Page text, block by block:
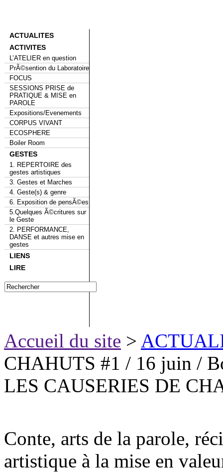
ACTUALITES
ACTIVITES
L’ATELIER en question
PrÃ©sention du Laboratoire
FOCUS
SESSIONS PRISE de
PRATIQUE & MISE en
PAROLE
Expositions/Evenements
CORPUS VIVANT
ECOSPHERE
Boiler Room
GESTES
1. REPERTOIRE des
gestes artistiques
3. Gestes et Marches
4. Geste(s) & genre
6. Exposition de pensÃ©es
5.Quelques Ã©critures sur
le Geste
2. PERFORMANCE,
DANSE et autres mise en
gestes
LIENS
LIRE
Accueil du site >
CHAHUTS #1 / 16 juin /
LES CAUSERIES DE
Conte, arts de la parole,
artistique à la mise en